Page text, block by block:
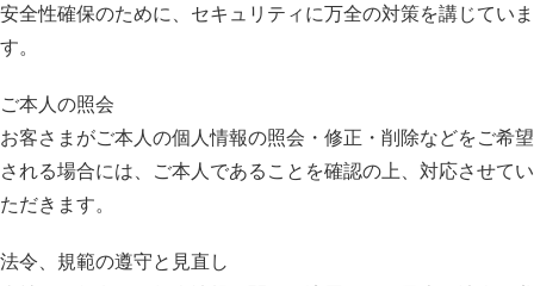
安全性確保のために、セキュリティに万全の対策を講じていま
す。
ご本人の照会
お客さまがご本人の個人情報の照会・修正・削除などをご希望
される場合には、ご本人であることを確認の上、対応させてい
ただきます。
法令、規範の遵守と見直し